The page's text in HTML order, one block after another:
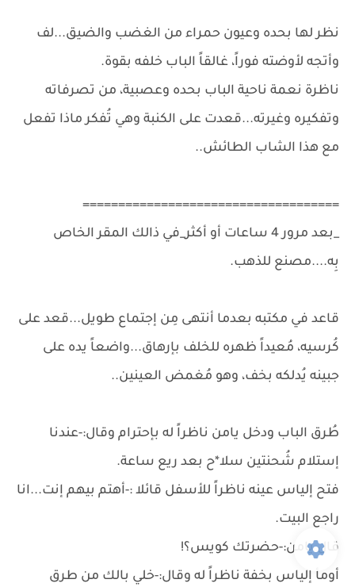
نظر لها بحده وعيون حمراء من الغضب والضيق...لف
وأتجه لأوضته فوراً، غالقاً الباب خلفه بقوة.
ناظرة نعمة ناحية الباب بحده وعصبية، من تصرفاته
وتفكيره وغيرته...قعدت على الكنبة وهي تُفكر ماذا تفعل
مع هذا الشاب الطائش..
====================================
_بعد مرور 4 ساعات أو أكثر_في ذالك المقر الخاص
بِه....مصنع للذهب.
قاعد في مكتبه بعدما أنتهى مِن إجتماع طويل...قعد على
كُرسيه، مُعيداً ظهره للخلف بإرهاق...واضعاً يده على
جبينه يُدلكه بخف، وهو مُغمض العينين..
طُرق الباب ودخل يامن ناظراً له بإحترام وقال:-عندنا
إستلام شُحنتين سلا*ح بعد ريع ساعة.
فتح إلياس عينه ناظراً للأسفل قائلا :-أهتم بيهم إنت...انا
راجع البيت.
قال يامن:-حضرتك كويس؟!
أومأ إلياس بخفة ناظراً له وقال:-خلي بالك من طرق